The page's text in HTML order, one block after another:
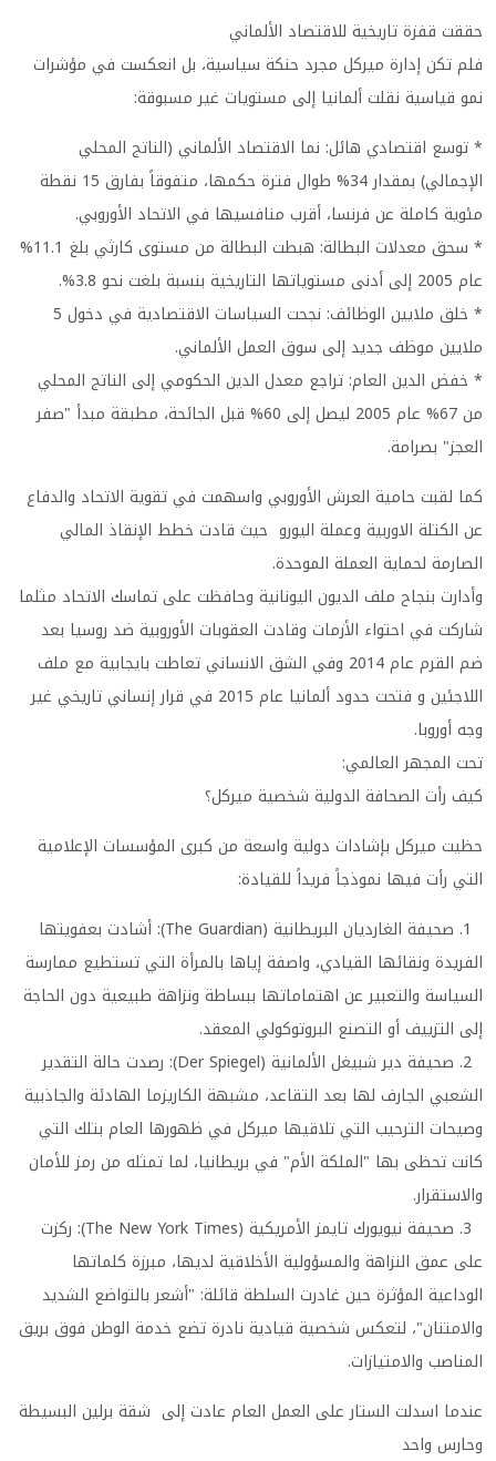
حققت قفزة تاريخية للاقتصاد الألماني
فلم تكن إدارة ميركل مجرد حنكة سياسية، بل انعكست في مؤشرات
نمو قياسية نقلت ألمانيا إلى مستويات غير مسبوقة:
* توسع اقتصادي هائل: نما الاقتصاد الألماني (الناتج المحلي
الإجمالي) بمقدار 34% طوال فترة حكمها، متفوقاً بفارق 15 نقطة
مئوية كاملة عن فرنسا، أقرب منافسيها في الاتحاد الأوروبي.
* سحق معدلات البطالة: هبطت البطالة من مستوى كارثي بلغ 11.1%
عام 2005 إلى أدنى مستوياتها التاريخية بنسبة بلغت نحو 3.8%.
* خلق ملايين الوظائف: نجحت السياسات الاقتصادية في دخول 5
ملايين موظف جديد إلى سوق العمل الألماني.
* خفض الدين العام: تراجع معدل الدين الحكومي إلى الناتج المحلي
من 67% عام 2005 ليصل إلى 60% قبل الجائحة، مطبقة مبدأ "صفر
العجز" بصرامة.
كما لقبت حامية العرش الأوروبي واسهمت في تقوية الاتحاد والدفاع
عن الكتلة الاوربية وعملة اليورو حيث قادت خطط الإنقاذ المالي
الصارمة لحماية العملة الموحدة.
وأدارت بنجاح ملف الديون اليونانية وحافظت على تماسك الاتحاد مثلما
شاركت في احتواء الأزمات وقادت العقوبات الأوروبية ضد روسيا بعد
ضم القرم عام 2014 وفي الشق الانساني تعاطت بايجابية مع ملف
اللاجئين و فتحت حدود ألمانيا عام 2015 في قرار إنساني تاريخي غير
وجه أوروبا.
تحت المجهر العالمي:
كيف رأت الصحافة الدولية شخصية ميركل؟
حظيت ميركل بإشادات دولية واسعة من كبرى المؤسسات الإعلامية
التي رأت فيها نموذجاً فريداً للقيادة:
1. صحيفة الغارديان البريطانية (The Guardian): أشادت بعفويتها
الفريدة ونقائها القيادي، واصفة إياها بالمرأة التي تستطيع ممارسة
السياسة والتعبير عن اهتماماتها ببساطة ونزاهة طبيعية دون الحاجة
إلى التزييف أو التصنع البروتوكولي المعقد.
2. صحيفة دير شبيغل الألمانية (Der Spiegel): رصدت حالة التقدير
الشعبي الجارف لها بعد التقاعد، مشبهة الكاريزما الهادئة والجاذبية
وصيحات الترحيب التي تلاقيها ميركل في ظهورها العام بتلك التي
كانت تحظى بها "الملكة الأم" في بريطانيا، لما تمثله من رمز للأمان
والاستقرار.
3. صحيفة نيويورك تايمز الأمريكية (The New York Times): ركزت
على عمق النزاهة والمسؤولية الأخلاقية لديها، مبرزة كلماتها
الوداعية المؤثرة حين غادرت السلطة قائلة: "أشعر بالتواضع الشديد
والامتنان"، لتعكس شخصية قيادية نادرة تضع خدمة الوطن فوق بريق
المناصب والامتيازات.
عندما اسدلت الستار على العمل العام عادت إلى شقة برلين البسيطة
وحارس واحد